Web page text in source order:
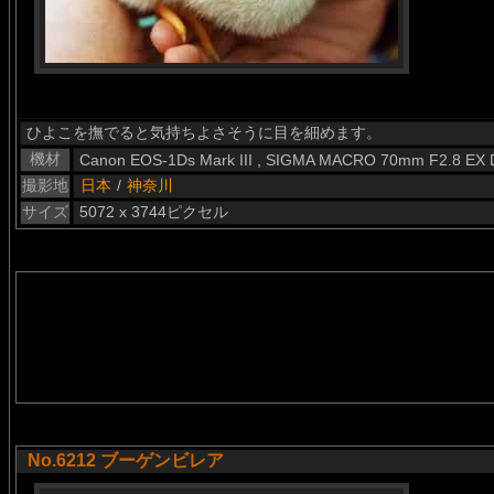
ひよこを撫でると気持ちよさそうに目を細めます。
機材
Canon EOS-1Ds Mark III , SIGMA MACRO 70mm F2.8 EX
撮影地
日本 / 神奈川
サイズ
5072 x 3744ピクセル
No.6212 ブーゲンビレア